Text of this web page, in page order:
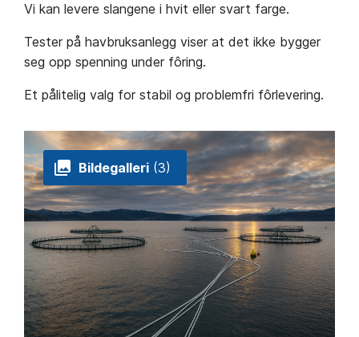
Vi kan levere slangene i hvit eller svart farge.
Tester på havbruksanlegg viser at det ikke bygger
seg opp spenning under fôring.
Et pålitelig valg for stabil og problemfri fôrlevering.
Bildegalleri (3)